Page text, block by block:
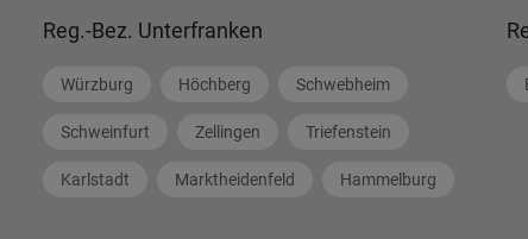
Reg.-Bez. Unterfranken
Würzburg Höchberg Schwebheim
Schweinfurt Zellingen Triefenstein
Karlstadt Marktheidenfeld Hammelburg